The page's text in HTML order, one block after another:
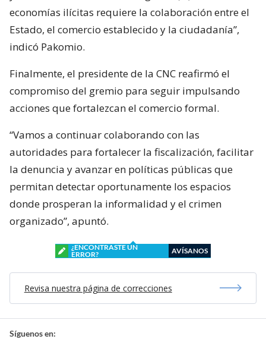
economías ilícitas requiere la colaboración entre el
Estado, el comercio establecido y la ciudadanía”,
indicó Pakomio.
Finalmente, el presidente de la CNC reafirmó el
compromiso del gremio para seguir impulsando
acciones que fortalezcan el comercio formal.
“Vamos a continuar colaborando con las
autoridades para fortalecer la fiscalización, facilitar
la denuncia y avanzar en políticas públicas que
permitan detectar oportunamente los espacios
donde prosperan la informalidad y el crimen
organizado”, apuntó.
¿ENCONTRASTE UN
ERROR?
AVÍSANOS
Revisa nuestra página de correcciones
Síguenos en: